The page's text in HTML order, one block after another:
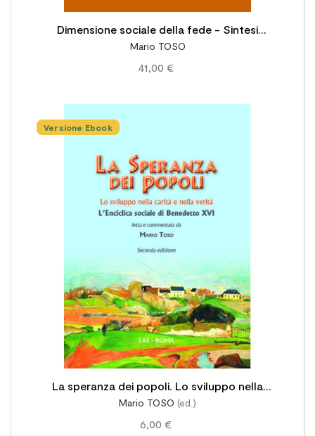
Dimensione sociale della fede - Sintesi
aggiornata di Dottrina Sociale della Chiesa
Mario TOSO
41,00 €
Versione Ebook
La speranza dei popoli. Lo sviluppo nella
carità e nella verità. L'enciclica "Caritas in
veritate" di Benedetto XVI -
Mario TOSO (ed.)
6,00 €